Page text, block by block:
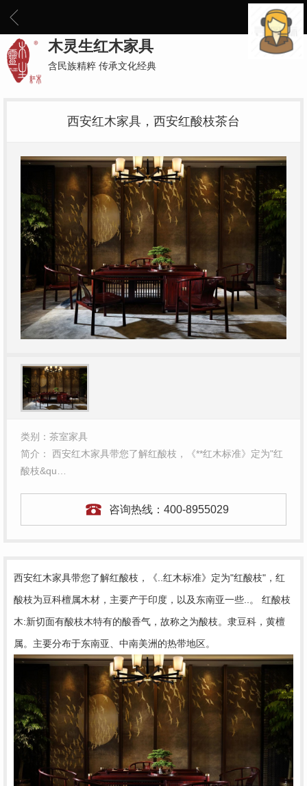
木灵生红木家具
含民族精粹 传承文化经典
西安红木家具，西安红酸枝茶台
类别：茶室家具
简介： 西安红木家具带您了解红酸枝，《**红木标准》定为"红
酸枝&qu…
咨询热线： 400-8955029
西安红木家具带您了解红酸枝，《..红木标准》定为"红酸枝"，红
酸枝为豆科檀属木材，主要产于印度，以及东南亚一些..。 红酸枝
木:新切面有酸枝木特有的酸香气，故称之为酸枝。隶豆科，黄檀
属。主要分布于东南亚、中南美洲的热带地区。